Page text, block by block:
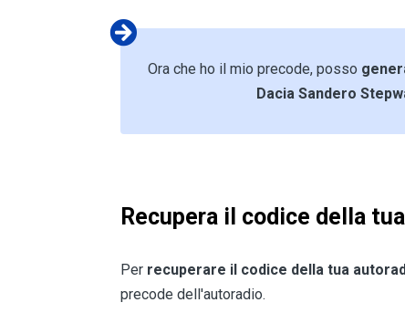
Ora che ho il mio precode, posso
Dacia Sandero
Recupera il codice della
Per recuperare il codice della tua
precode dell'autoradio.